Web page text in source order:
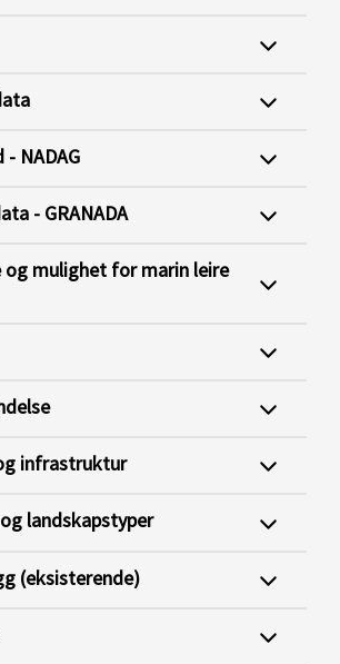
NADAG
- GRANADA
og mulighet for marin leire
infrastruktur
landskapstyper
(eksisterende)